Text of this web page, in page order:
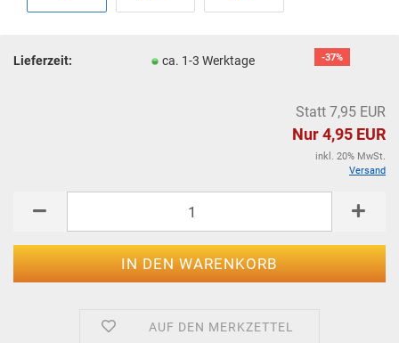
-37%
Lieferzeit: ca. 1-3 Werktage
Statt 7,95 EUR
Nur 4,95 EUR
inkl. 20% MwSt.
Versand
AUF DEN MERKZETTEL